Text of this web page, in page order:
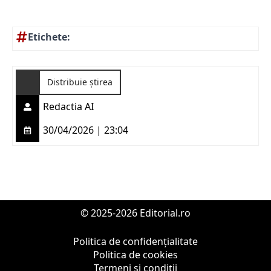
Etichete:
Distribuie știrea
Redactia AI
30/04/2026 | 23:04
© 2025-2026 Editorial.ro
Politica de confidențialitate
Politica de cookies
Termeni și condiții